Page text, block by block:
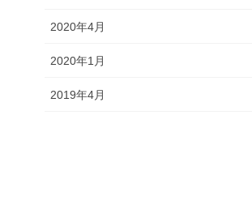
2020年4月
2020年1月
2019年4月